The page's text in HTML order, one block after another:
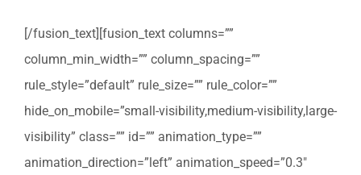
[/fusion_text][fusion_text columns=””
column_min_width=”” column_spacing=””
rule_style=”default” rule_size=”” rule_color=””
hide_on_mobile=”small-visibility,medium-visibility,large-
visibility” class=”” id=”” animation_type=””
animation_direction=”left” animation_speed=”0.3″